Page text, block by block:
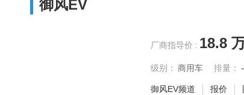
御风EV
厂商指导价 : 18.8
级别： 商用车 排量：
御风EV频道 报价